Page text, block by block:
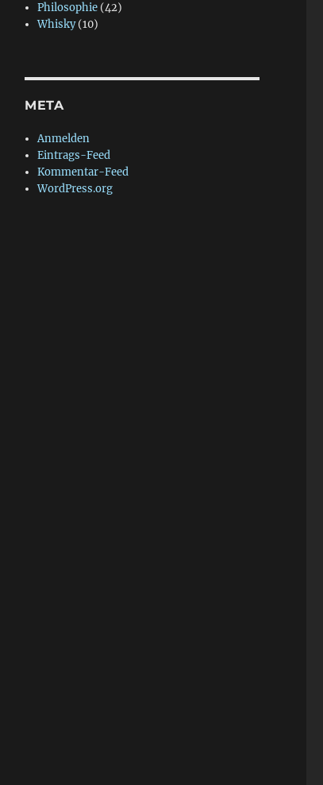
Philosophie (42)
Whisky(10)
META
Anmelden
Eintrags-Feed
Kommentar-Feed
WordPress.org